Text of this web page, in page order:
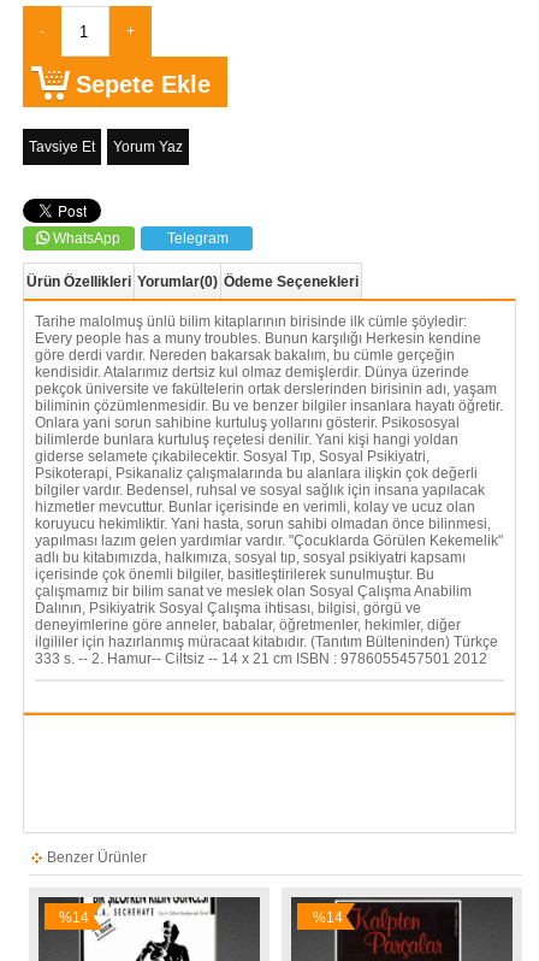
Tavsiye Et Yorum Yaz
WhatsApp Telegram
Ürün Özellikleri Yorumlar(0) Ödeme Seçenekleri
Tarihe malolmuş ünlü bilim kitaplarının birisinde ilk cümle şöyledir:
Every people has a muny troubles. Bunun karşılığı Herkesin kendine
göre derdi vardır. Nereden bakarsak bakalım, bu cümle gerçeğin
kendisidir. Atalarımız dertsiz kul olmaz demişlerdir. Dünya üzerinde
pekçok üniversite ve fakültelerin ortak derslerinden birisinin adı, yaşam
biliminin çözümlenmesidir. Bu ve benzer bilgiler insanlara hayatı öğretir.
Onlara yani sorun sahibine kurtuluş yollarını gösterir. Psikososyal
bilimlerde bunlara kurtuluş reçetesi denilir. Yani kişi hangi yoldan
giderse selamete çıkabilecektir. Sosyal Tıp, Sosyal Psikiyatri,
Psikoterapi, Psikanaliz çalışmalarında bu alanlara ilişkin çok değerli
bilgiler vardır. Bedensel, ruhsal ve sosyal sağlık için insana yapılacak
hizmetler mevcuttur. Bunlar içerisinde en verimli, kolay ve ucuz olan
koruyucu hekimliktir. Yani hasta, sorun sahibi olmadan önce bilinmesi,
yapılması lazım gelen yardımlar vardır. "Çocuklarda Görülen Kekemelik"
adlı bu kitabımızda, halkımıza, sosyal tıp, sosyal psikiyatri kapsamı
içerisinde çok önemli bilgiler, basitleştirilerek sunulmuştur. Bu
çalışmamız bir bilim sanat ve meslek olan Sosyal Çalışma Anabilim
Dalının, Psikiyatrik Sosyal Çalışma ihtisası, bilgisi, görgü ve
deneyimlerine göre anneler, babalar, öğretmenler, hekimler, diğer
ilgililer için hazırlanmış müracaat kitabıdır. (Tanıtım Bülteninden) Türkçe
333 s. -- 2. Hamur-- Ciltsiz -- 14 x 21 cm ISBN : 9786055457501 2012
Benzer Ürünler
%14
%14